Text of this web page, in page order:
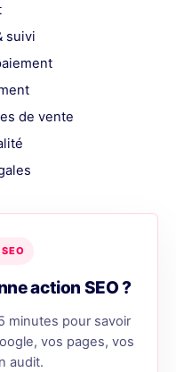
suivi
de vente
action SEO ?
minutes pour savoir
vos pages, vos
audit.